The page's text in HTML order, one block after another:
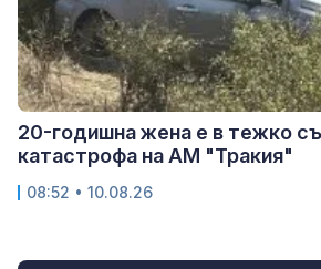
20-годишна жена е в тежко
катастрофа на АМ "Тракия"
08:52 • 10.08.26